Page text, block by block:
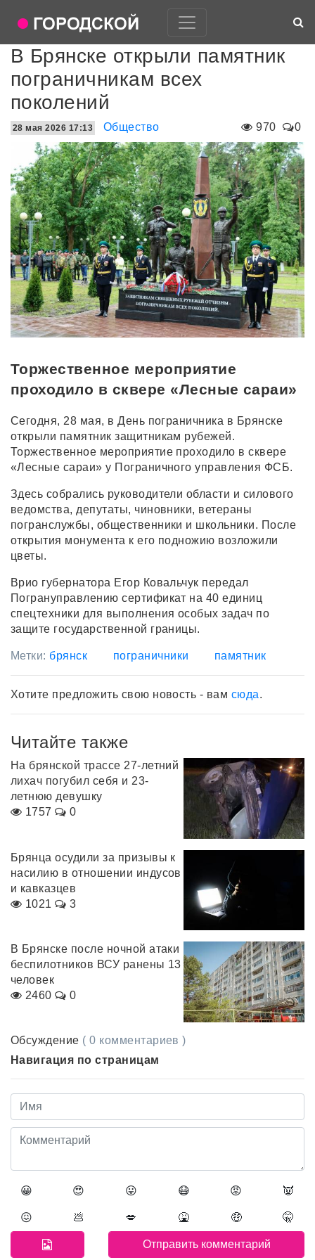
В Брянске открыли памятник
пограничникам всех
поколений
970 0
28 мая 2026 17:13 Общество
Торжественное мероприятие
проходило в сквере «Лесные сараи»
Сегодня, 28 мая, в День пограничника в Брянске
открыли памятник защитникам рубежей.
Торжественное мероприятие проходило в сквере
«Лесные сараи» у Пограничного управления ФСБ.
Здесь собрались руководители области и силового
ведомства, депутаты, чиновники, ветераны
погранслужбы, общественники и школьники. После
открытия монумента к его подножию возложили
цветы.
Врио губернатора Егор Ковальчук передал
Погрануправлению сертификат на 40 единиц
спецтехники для выполнения особых задач по
защите государственной границы.
Метки: брянск пограничники памятник
Хотите предложить свою новость - вам сюда.
Читайте также
На брянской трассе 27-летний
лихач погубил себя и 23-
летнюю девушку
1757
0
Брянца осудили за призывы к
насилию в отношении индусов
и кавказцев
1021
3
В Брянске после ночной атаки
беспилотников ВСУ ранены 13
человек
2460
0
Обсуждение ( 0 комментариев )
Навигация по страницам
😀 😍 😛 😷 😡 👿
😖 💩 💋 🤮 🤑 🤫